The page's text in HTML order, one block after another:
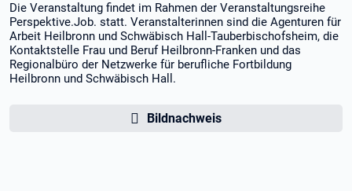
Die Veranstaltung findet im Rahmen der Veranstaltungsreihe
Perspektive.Job. statt. Veranstalterinnen sind die Agenturen für
Arbeit Heilbronn und Schwäbisch Hall-Tauberbischofsheim, die
Kontaktstelle Frau und Beruf Heilbronn-Franken und das
Regionalbüro der Netzwerke für berufliche Fortbildung
Heilbronn und Schwäbisch Hall.
Bildnachweis